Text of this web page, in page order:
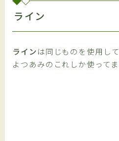
ライン
ラインは同じものを使用して
よつあみのこれしか使ってま